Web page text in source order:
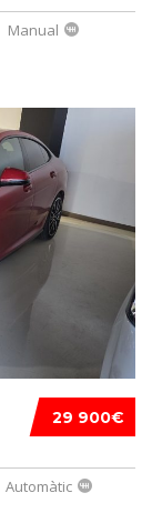
Manual
29 900€
Automàtic